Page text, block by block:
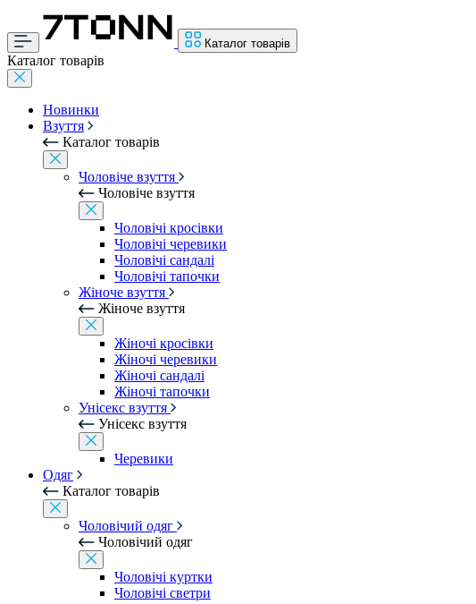
Каталог товарів
Каталог товарів
Новинки
Взуття
Каталог товарів
Чоловіче взуття
Чоловіче взуття
Чоловічі кросівки
Чоловічі черевики
Чоловічі сандалі
Чоловічі тапочки
Жіноче взуття
Жіноче взуття
Жіночі кросівки
Жіночі черевики
Жіночі сандалі
Жіночі тапочки
Унісекс взуття
Унісекс взуття
Черевики
Одяг
Каталог товарів
Чоловічий одяг
Чоловічий одяг
Чоловічі куртки
Чоловічі светри